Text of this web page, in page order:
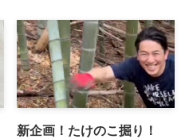
新企画！たけのこ掘り！